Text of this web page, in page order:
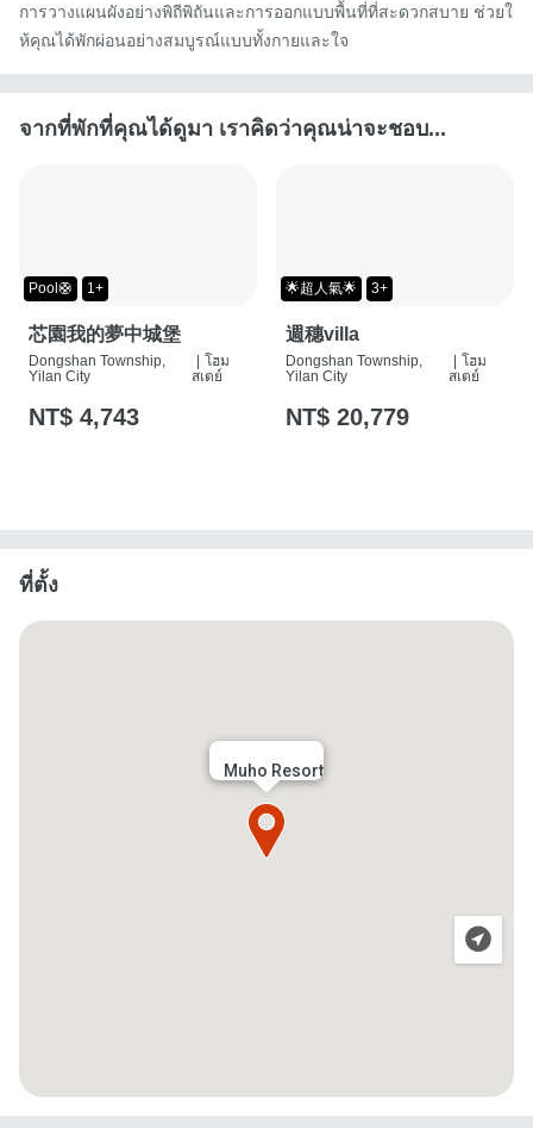
การวางแผนผังอย่างพิถีพิถันและการออกแบบพื้นที่ที่สะดวกสบาย ช่วยใ
ห้คุณได้พักผ่อนอย่างสมบูรณ์แบบทั้งกายและใจ
จากที่พักที่คุณได้ดูมา เราคิดว่าคุณน่าจะชอบ...
Pool🛟 1+
芯園我的夢中城堡
Dongshan Township,
Yilan City
| โฮม
สเตย์
NT$ 4,743
🌟超人氣🌟 3+
週穗villa
Dongshan Township,
Yilan City
| โฮม
สเตย์
NT$ 20,779
ที่ตั้ง
Muho Resort